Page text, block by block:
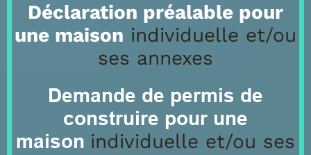
Déclaration préalable pour
une maison individuelle et/ou
ses annexes
Demande de permis de
construire pour une
maison individuelle et/ou ses